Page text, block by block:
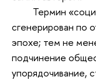
Термин
сгенерирован по
эпохе; тем не
подчинение
упорядочивание,